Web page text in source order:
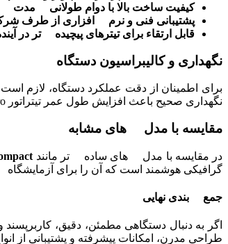
کیفیت ساخت بالا با دوام طولانی مدت
پشتیبانی فنی و نرم افزاری از طرف
قابل ارتقاء برای تیترهای پیچیده تر در
نگهداری و کالیبراسیون دستگاه
برای اطمینان از دقت عملکرد دستگاه،
نگهداری صحیح باعث افزایش طول عمر تیتراتور Titrator EasyPlus Easy Pro و دقت مداوم در اندازه گیری ها خواهد شد.
مقایسه با مدل های مشابه
در مقایسه با مدل های ساده تر مانند
گرافیکی هوشمند است که آن را برای
جمع بندی نهایی
اگر به دنبال دستگاهی مطمئن، دقیق،
طراحی مدرن، امکانات پیشرفته و پشتیبانی از